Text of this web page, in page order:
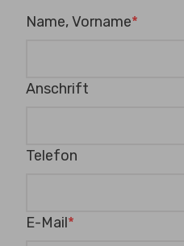
Name, Vorname
Anschrift
Telefon
E-Mail